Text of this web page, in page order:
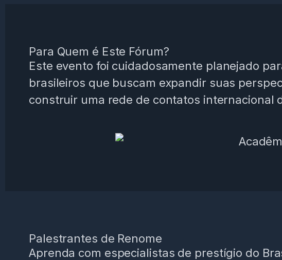
Para Quem é Este Fórum?
Este evento foi cuidadosamente planejado
brasileiros que buscam expandir suas
construir uma rede de contatos internacional
Palestrantes de Renome
Aprenda com especialistas de prestígio do